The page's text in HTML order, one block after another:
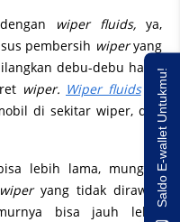
wiper fluids,ya,
pembersih wiperyang
debu-debu halus
wiper. Wiper fluidsini
di sekitar wiper, dan
lebih lama, mungkin
wiperyang tidak dirawat,
bisa jauh lebih
Saldo E-wallet Untukmu!